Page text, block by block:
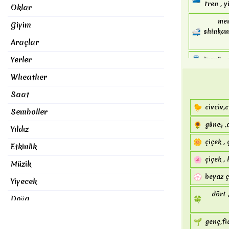
Oklar
Giyim
Araçlar
Yerler
Wheather
Saat
Semboller
Yıldız
Etkinlik
Müzik
Yiyecek
Doğa
tren ,
🚅
🚆 tren2 ,
🚉 tren ,
🚊
🚝 araç ,
🚞 dağ
🚋
araç ,
🚍 otobüs
🐤
🌻 güneş
🌼 çiçek ,
🌸 çiçek ,
💮 beyaz
🍀
dört
🌱